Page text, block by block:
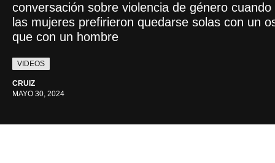
conversación sobre violencia de género cuando
las mujeres prefirieron quedarse solas con un
que con un hombre
VIDEOS
CRUIZ
MAYO 30, 2024